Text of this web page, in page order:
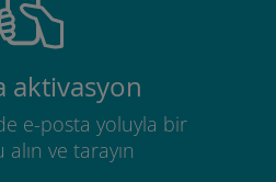
aktivasyon
e-posta yoluyla bir
ve tarayın